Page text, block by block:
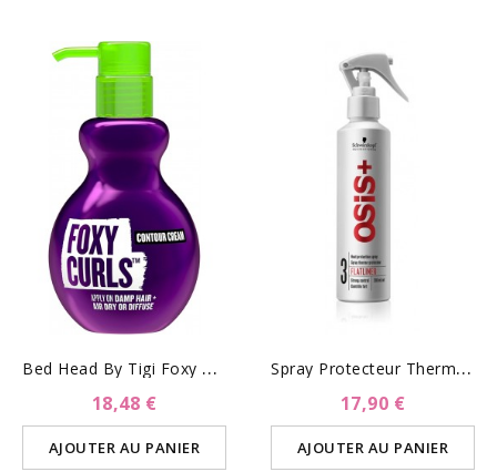
B
Ed Head By Tigi Foxy Curls...
18,48 €
AJOUTER AU PANIER
S
Pray Protecteur Thermique-...
17,90 €
AJOUTER AU PANIER